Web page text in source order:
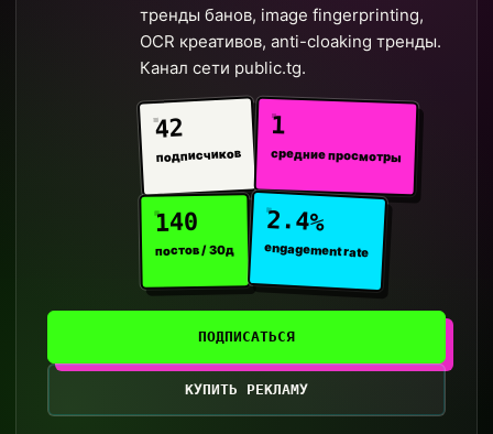
тренды банов, image fingerprinting,
OCR креативов, anti-cloaking тренды.
Канал сети public.tg.
42
подписчиков
1
средние просмотры
140
постов / 30д
2.4%
engagement rate
ПОДПИСАТЬСЯ
КУПИТЬ РЕКЛАМУ